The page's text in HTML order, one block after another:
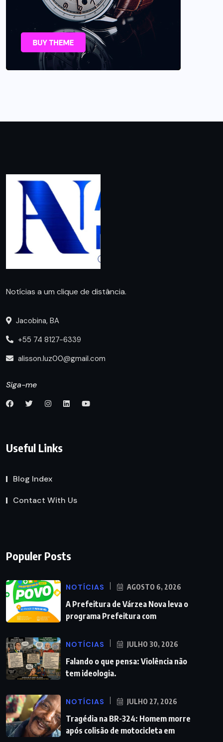
Notícias a um clique de distância.
Jacobina, BA
+55 74 8127-6339
alisson.luz00@gmail.com
Siga-me
Useful Links
Blog Index
Contact With Us
Populer Posts
NOTÍCIAS AGOSTO 6, 2026
A Prefeitura de Várzea Nova leva o
programa Prefeitura com
NOTÍCIAS JULHO 30, 2026
Falando o que pensa: Violência não
tem ideologia.
NOTÍCIAS JULHO 27, 2026
Tragédia na BR-324: Homem morre
após colisão de motocicleta em